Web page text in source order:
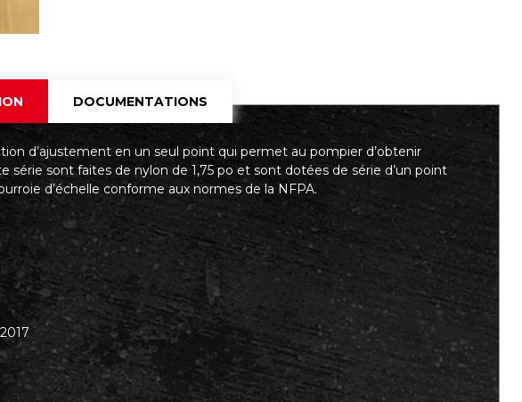
DOCUMENTATIONS
d’ajustement en un seul point qui permet au pompier d’obtenir
sont faites de nylon de 1,75 po et sont dotées de série d’un point
d’échelle conforme aux normes de la NFPA.